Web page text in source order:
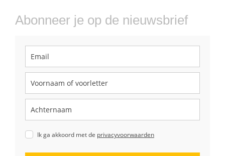
Abonneer je op de nieuwsbrief
Ik ga akkoord met de privacyvoorwaarden